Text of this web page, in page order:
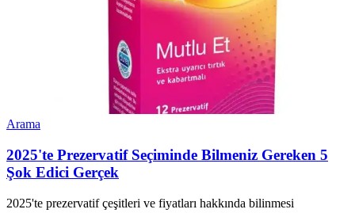
Arama
2025'te Prezervatif Seçiminde Bilmeniz Gereken 5
Şok Edici Gerçek
2025'te prezervatif çeşitleri ve fiyatları hakkında bilinmesi